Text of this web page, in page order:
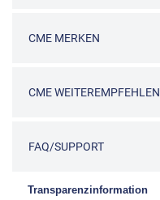
CME MERKEN
CMEWEITEREMPFEHLEN
FAQ/SUPPORT
Transparenzinformation